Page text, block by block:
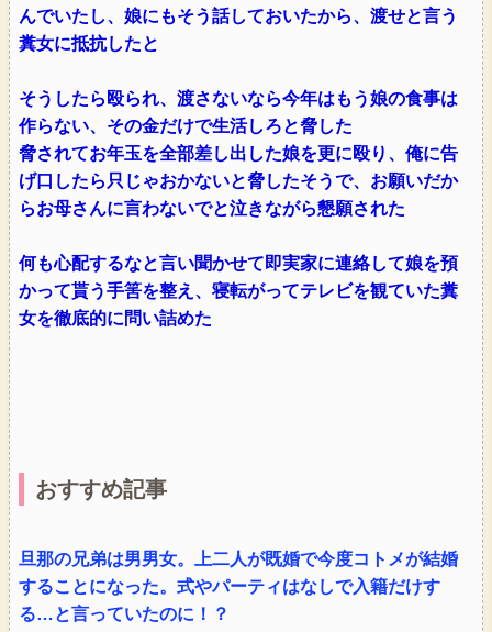
んでいたし、娘にもそう話しておいたから、渡せと言う
糞女に抵抗したと
そうしたら殴られ、渡さないなら今年はもう娘の食事は
作らない、その金だけで生活しろと脅した
脅されてお年玉を全部差し出した娘を更に殴り、俺に告
げ口したら只じゃおかないと脅したそうで、お願いだか
らお母さんに言わないでと泣きながら懇願された
何も心配するなと言い聞かせて即実家に連絡して娘を預
かって貰う手筈を整え、寝転がってテレビを観ていた糞
女を徹底的に問い詰めた
おすすめ記事
旦那の兄弟は男男女。上二人が既婚で今度コトメが結婚
することになった。式やパーティはなしで入籍だけす
る…と言っていたのに！？